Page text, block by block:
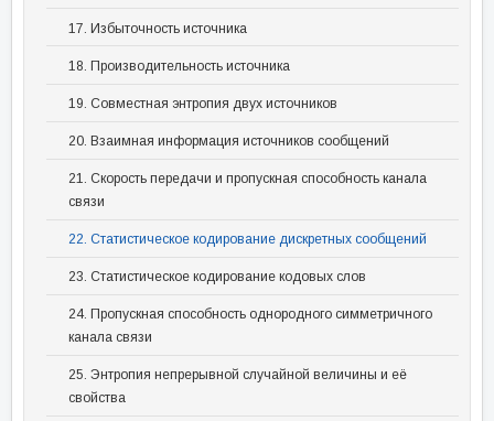
17. Избыточность источника
18. Производительность источника
19. Совместная энтропия двух источников
20. Взаимная информация источников сообщений
21. Скорость передачи и пропускная способность канала
связи
22. Статистическое кодирование дискретных сообщений
23. Статистическое кодирование кодовых слов
24. Пропускная способность однородного симметричного
канала связи
25. Энтропия непрерывной случайной величины и её
свойства